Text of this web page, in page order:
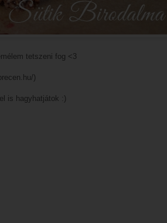
tetszeni fog <3
)
is hagyhatjátok :)